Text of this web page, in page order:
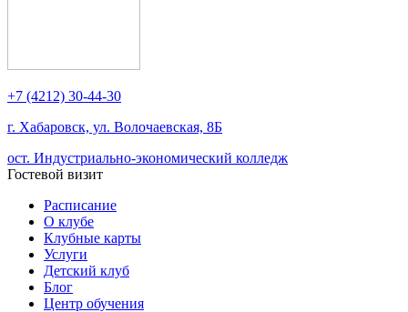
+7 (4212) 30-44-30
г. Хабаровск, ул. Волочаевская, 8Б
ост. Индустриально-экономический колледж
Гостевой визит
Расписание
О клубе
Клубные карты
Услуги
Детский клуб
Блог
Центр обучения